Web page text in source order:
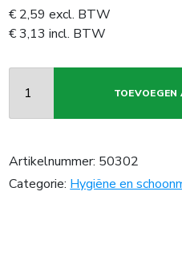
€ 2,59 excl. BTW
€3,13 incl. BTW
Artikelnummer: 50302
Categorie: Hygiëne en